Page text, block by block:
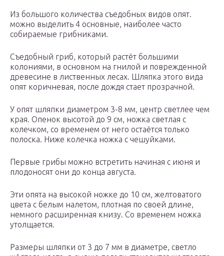
Из большого количества съедобных видов опят.
можно выделить 4 основные, наиболее часто
собираемые грибниками.
Съедобный гриб, который растёт большими
колониями, в основном на гнилой и поврежденной
древесине в лиственных лесах. Шляпка этого вида
опят коричневая, после дождя стает прозрачной.
У опят шляпки диаметром 3-8 мм, центр светлее чем
края. Опенок высотой до 9 см, ножка светлая с
колечком, со временем от него остаётся только
полоска. Ниже колечка ножка с чешуйками.
Первые грибы можно встретить начиная с июня и
плодоносят они до конца августа.
Эти опята на высокой ножке до 10 см, желтоватого
цвета с белым налетом, плотная по своей длине,
немного расширенная книзу. Со временем ножка
утолщается.
Размеры шляпки от 3 до 7 мм в диаметре, светло